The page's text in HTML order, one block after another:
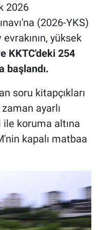
2026
(2026-YKS)
yüksek
KKTC'deki 254
başlandı.
soru kitapçıkları
zaman ayarlı
koruma altına
kapalı matbaa